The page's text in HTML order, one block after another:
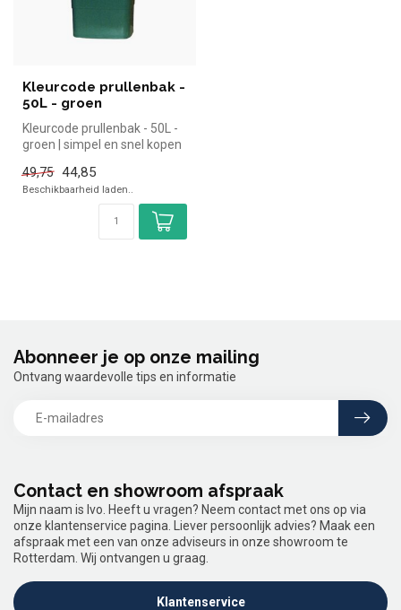
Kleurcode prullenbak -
50L - groen
Kleurcode prullenbak - 50L -
groen | simpel en snel kopen
49,75 44,85
Beschikbaarheid laden..
Contact en showroom afspraak
Mijn naam is Ivo. Heeft u vragen? Neem contact met ons op via
onze klantenservice pagina. Liever persoonlijk advies? Maak een
afspraak met een van onze adviseurs in onze showroom te
Rotterdam. Wij ontvangen u graag.
Klantenservice
Abonneer je op onze mailing
Ontvang waardevolle tips en informatie